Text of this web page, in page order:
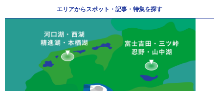
エリアからスポット・記事・特集を探す